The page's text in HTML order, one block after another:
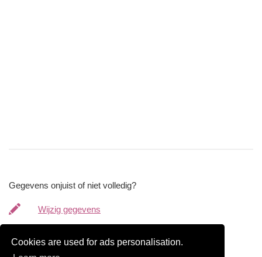
Cookies are used for ads personalisation.
Gegevens onjuist of niet volledig?
Wijzig gegevens